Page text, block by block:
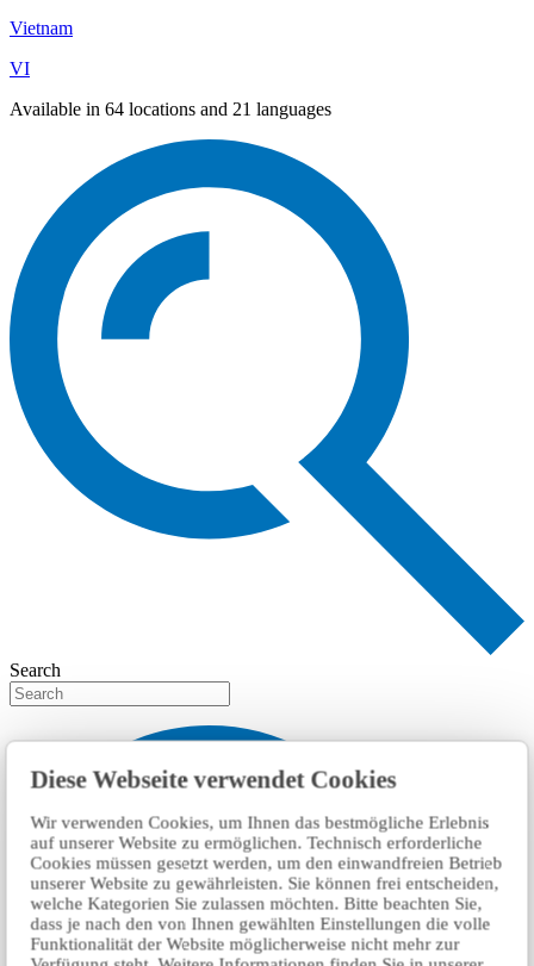
Diese Webseite verwendet Cookies
Wir verwenden Cookies, um Ihnen das bestmögliche Erlebnis
auf unserer Website zu ermöglichen. Technisch erforderliche
Cookies müssen gesetzt werden, um den einwandfreien Betrieb
unserer Website zu gewährleisten. Sie können frei entscheiden,
welche Kategorien Sie zulassen möchten. Bitte beachten Sie,
dass je nach den von Ihnen gewählten Einstellungen die volle
Funktionalität der Website möglicherweise nicht mehr zur
Vietnam
VI
Available in 64 locations and 21 languages
Search